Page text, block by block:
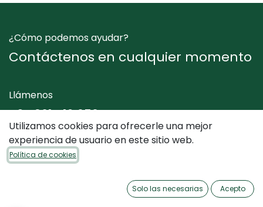
¿Cómo podemos ayudar?
Contáctenos en cualquier momento
Llámenos
+34 961 412 050
Envíenos un mensaje
Utilizamos cookies para ofrecerle una mejor
experiencia de usuario en este sitio web.
Política de cookies
Solo las necesarias Acepto